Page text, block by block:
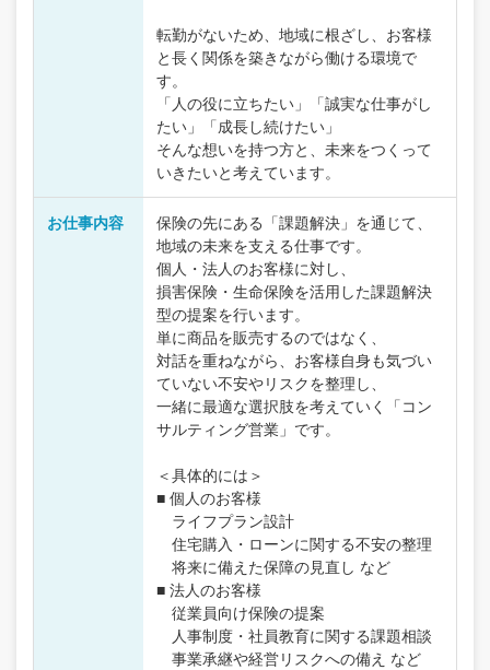
転勤がないため、地域に根ざし、お客様
と長く関係を築きながら働ける環境で
す。
「人の役に立ちたい」「誠実な仕事がし
たい」「成長し続けたい」
そんな想いを持つ方と、未来をつくって
いきたいと考えています。
お仕事内容
保険の先にある「課題解決」を通じて、
地域の未来を支える仕事です。
個人・法人のお客様に対し、
損害保険・生命保険を活用した課題解決
型の提案を行います。
単に商品を販売するのではなく、
対話を重ねながら、お客様自身も気づい
ていない不安やリスクを整理し、
一緒に最適な選択肢を考えていく「コン
サルティング営業」です。
＜具体的には＞
■ 個人のお客様
ライフプラン設計
住宅購入・ローンに関する不安の整理
将来に備えた保障の見直し など
■ 法人のお客様
従業員向け保険の提案
人事制度・社員教育に関する課題相談
事業承継や経営リスクへの備え など